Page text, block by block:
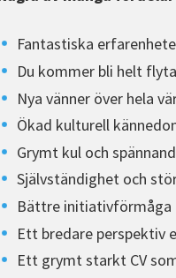
Fantastiska
Du kommer bli helt
Nya vänner över hela
Ökad kulturell
Grymt kul och
Självständighet och
Bättre initiativförmåga
Ett bredare perspektiv
Ett grymt starkt CV